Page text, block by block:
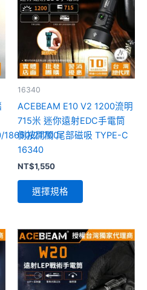
18650/21700
16340
ACEBEAM E10 V2 1200流明
715米 迷你遠射EDC手電筒
側按開關 尾部磁吸 TYPE-C
16340
NT$1,550
選擇規格
有
多
種
款
式。
產
品
頁
擇
選
此
品
有